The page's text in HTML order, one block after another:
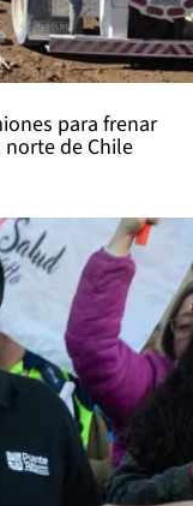
para frenar
de Chile